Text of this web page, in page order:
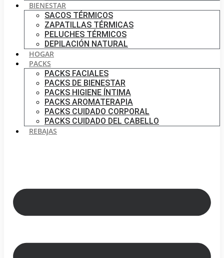
BIENESTAR
SACOS TÉRMICOS
ZAPATILLAS TÉRMICAS
PELUCHES TÉRMICOS
DEPILACIÓN NATURAL
HOGAR
PACKS
PACKS FACIALES
PACKS DE BIENESTAR
PACKS HIGIENE ÍNTIMA
PACKS AROMATERAPIA
PACKS CUIDADO CORPORAL
PACKS CUIDADO DEL CABELLO
REBAJAS